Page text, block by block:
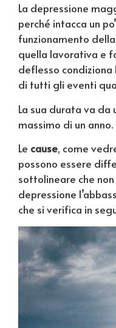
La depressione
perché intacca un
funzionamento
quella lavorativa e
deflesso condiziona
di tutti gli eventi
La sua durata va da
massimo di un anno.
Le cause, come
possono essere
sottolineare che
depressione
che si verifica in